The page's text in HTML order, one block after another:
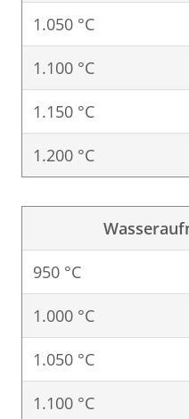
1.050 °C
1.100 °C
1.150 °C
1.200 °C
950 °C
1.000 °C
1.050 °C
1.100 °C